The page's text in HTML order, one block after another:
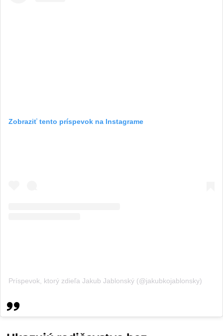
Zobraziť tento príspevok na Instagrame
Príspevok, ktorý zdieľa Jakub Jablonský (@jakubkojablonsky)